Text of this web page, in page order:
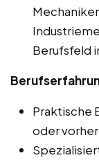
Berufsfeld
Praktische
oder